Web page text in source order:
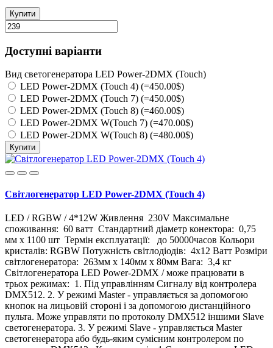
Купити
Доступні варіанти
Вид светогенератора LED Power-2DMX (Touch)
LED Power-2DMX (Touch 4) (=450.00$)
LED Power-2DMX (Touch 7) (=450.00$)
LED Power-2DMX (Touch 8) (=460.00$)
LED Power-2DMX W(Touch 7) (=470.00$)
LED Power-2DMX W(Touch 8) (=480.00$)
Купити
Світлогенератор LED Power-2DMX (Touch 4)
LED / RGBW / 4*12W Живлення 230V Максимальне
споживання: 60 ватт Стандартний діаметр конектора: 0,75
мм x 1100 шт Термін експлуатації: до 50000часов Кольори
кристалів: RGBW Потужність світлодіодів: 4x12 Ватт Розміри
світлогенератора: 263мм x 140мм x 80мм Вага: 3,4 кг
Світлогенератора LED Power-2DMX / може працювати в
трьох режимах: 1. Під управлінням Сигналу від контролера
DMX512. 2. У режимі Master - управляється за допомогою
кнопок на лицьовій стороні і за допомогою дистанційного
пульта. Може управляти по протоколу DMX512 іншими Slave
светогенератора. 3. У режимі Slave - управляється Master
светогенератора або будь-яким сумісним контролером по